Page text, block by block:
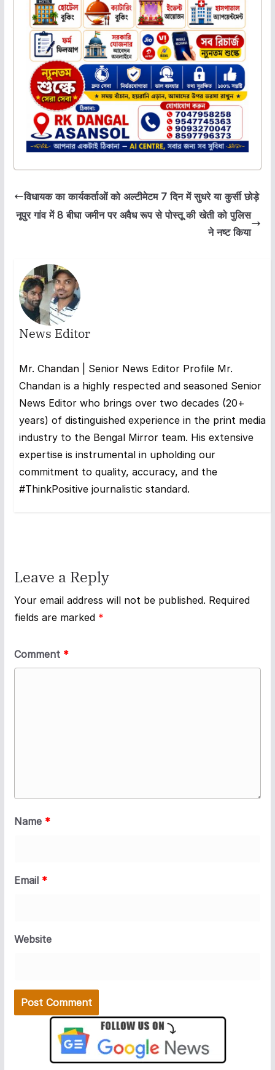
विधायक का कार्यकर्ताओं को अल्टीमेटम 7 दिन में सुधरे या कुर्सी छोड़े
नूपुर गांव में 8 बीघा जमीन पर अवैध रूप से पोस्तू की खेती को पुलिस
ने नष्ट किया
News Editor
Mr. Chandan | Senior News Editor Profile Mr.
Chandan is a highly respected and seasoned Senior
News Editor who brings over two decades (20+
years) of distinguished experience in the print media
industry to the Bengal Mirror team. His extensive
expertise is instrumental in upholding our
commitment to quality, accuracy, and the
#ThinkPositive journalistic standard.
Leave a Reply
Your email address will not be published. Required
fields are marked *
Comment *
Name *
Email *
Website